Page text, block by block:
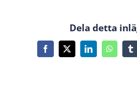
Dela detta
Facebook
X LinkedIn